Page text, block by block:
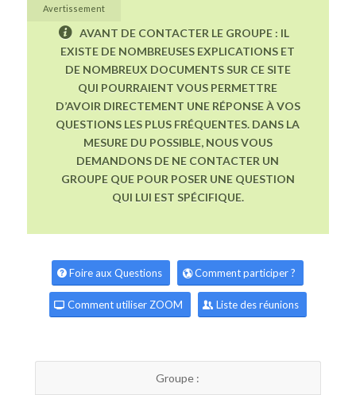
Avertissement
AVANT DE CONTACTER LE GROUPE : IL
EXISTE DE NOMBREUSES EXPLICATIONS ET
DE NOMBREUX DOCUMENTS SUR CE SITE
QUI POURRAIENT VOUS PERMETTRE
D’AVOIR DIRECTEMENT UNE RÉPONSE À VOS
QUESTIONS LES PLUS FRÉQUENTES. DANS LA
MESURE DU POSSIBLE, NOUS VOUS
DEMANDONS DE NE CONTACTER UN
GROUPE QUE POUR POSER UNE QUESTION
QUI LUI EST SPÉCIFIQUE.
Foire aux Questions Comment participer ?
Comment utiliser ZOOM Liste des réunions
Groupe :